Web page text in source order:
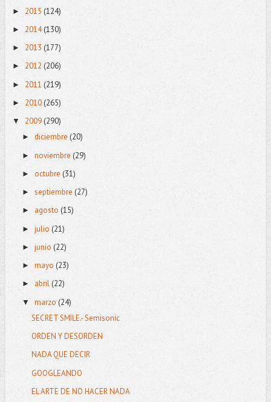
► 2015 (124)
► 2014(130)
► 2013 (177)
► 2012 (206)
► 2011 (219)
► 2010(265)
▼ 2009 (290)
► diciembre (20)
► noviembre (29)
► octubre (31)
► septiembre (27)
► agosto (15)
► julio (21)
► junio (22)
► mayo (23)
► abril(22)
▼ marzo (24)
SECRET SMILE.- Semisonic
ORDEN Y DESORDEN
NADA QUE DECIR
GOOGLEANDO
EL ARTE DE NO HACER NADA